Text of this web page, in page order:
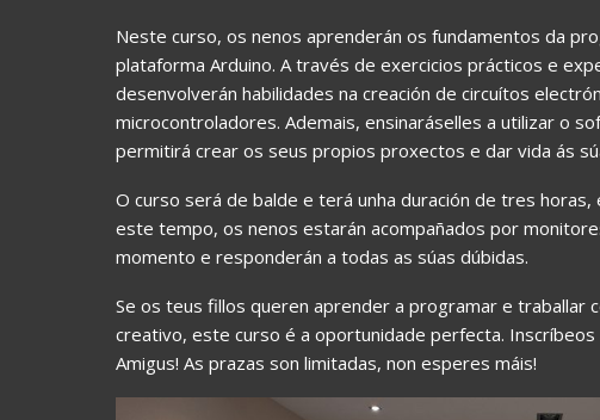
Neste curso, os nenos aprenderán os fundamentos da
plataforma Arduino. A través de exercicios prácticos e
desenvolverán habilidades na creación de circuítos
microcontroladores. Ademais, ensinaráselles a utilizar o
permitirá crear os seus propios proxectos e dar vida ás
O curso será de balde e terá unha duración de tres
este tempo, os nenos estarán acompañados por
momento e responderán a todas as súas dúbidas.
Se os teus fillos queren aprender a programar e traballar
creativo, este curso é a oportunidade perfecta. Inscríbeos
Amigus! As prazas son limitadas, non esperes máis!